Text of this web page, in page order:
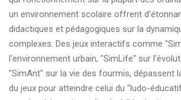
un environnement scolaire offrent
didactiques et pédagogiques sur la
complexes. Des jeux interactifs comme
l'environnement urbain, "SimLife" sur
"SimAnt" sur la vie des fourmis, dépassent
du jeux pour atteindre celui du "ludo-